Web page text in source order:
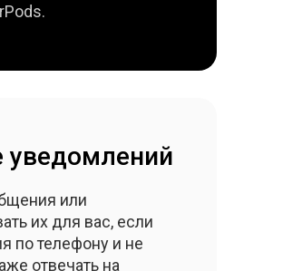
уведомлений
или
их для вас, если
по телефону и не
отвечать на